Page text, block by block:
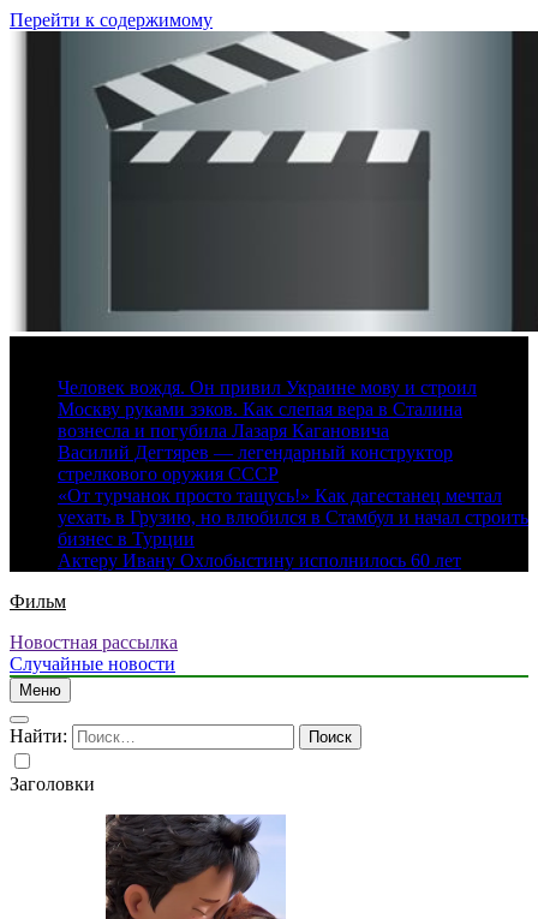
Перейти к содержимому
Человек вождя. Он привил Украине мову и строил
Москву руками зэков. Как слепая вера в Сталина
вознесла и погубила Лазаря Кагановича
Василий Дегтярев — легендарный конструктор
стрелкового оружия СССР
«От турчанок просто тащусь!» Как дагестанец мечтал
уехать в Грузию, но влюбился в Стамбул и начал строить
бизнес в Турции
Актеру Ивану Охлобыстину исполнилось 60 лет
Фильм
Новостная рассылка
Случайные новости
Меню
Найти:
Заголовки